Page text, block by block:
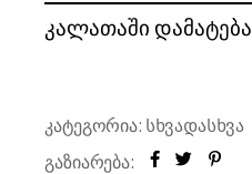
კალათაში დამატება
კატეგორია: სხვადასხვა
გაზიარება: